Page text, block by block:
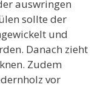
auswringen
sollte der
und
Danach zieht
Zudem
vor